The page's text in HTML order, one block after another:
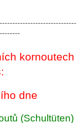
kornoutech
dne
(Schultüten)